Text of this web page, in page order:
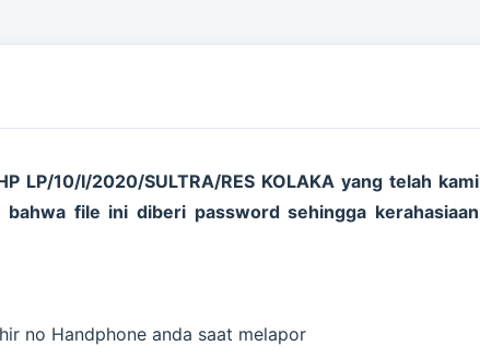
LP/10/I/2020/SULTRA/RES KOLAKA yang telah kami
file ini diberi password sehingga kerahasiaan
no Handphone anda saat melapor